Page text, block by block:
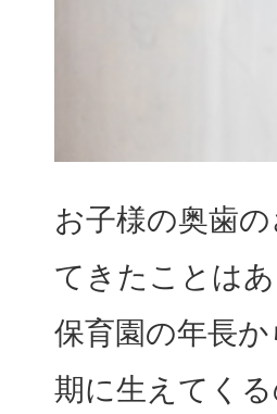
お子様の奥歯
てきたことは
保育園の年長
期に生えてく